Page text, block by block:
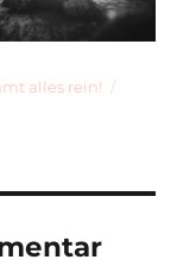
alles rein!